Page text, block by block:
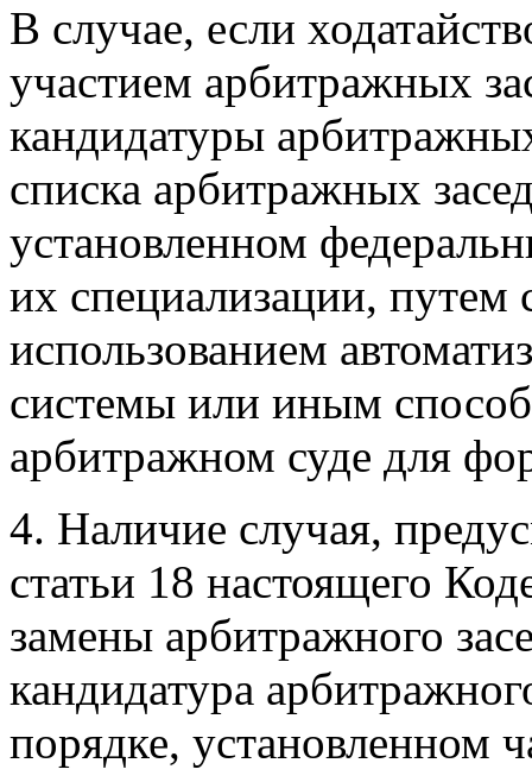
В случае, если
участием арбитражных
кандидатуры
списка арбитражных
установленном
их специализации, путем
использованием
системы или иным
арбитражном суде для
4. Наличие случая,
статьи 18 настоящего
замены арбитражного
кандидатура
порядке, установленном